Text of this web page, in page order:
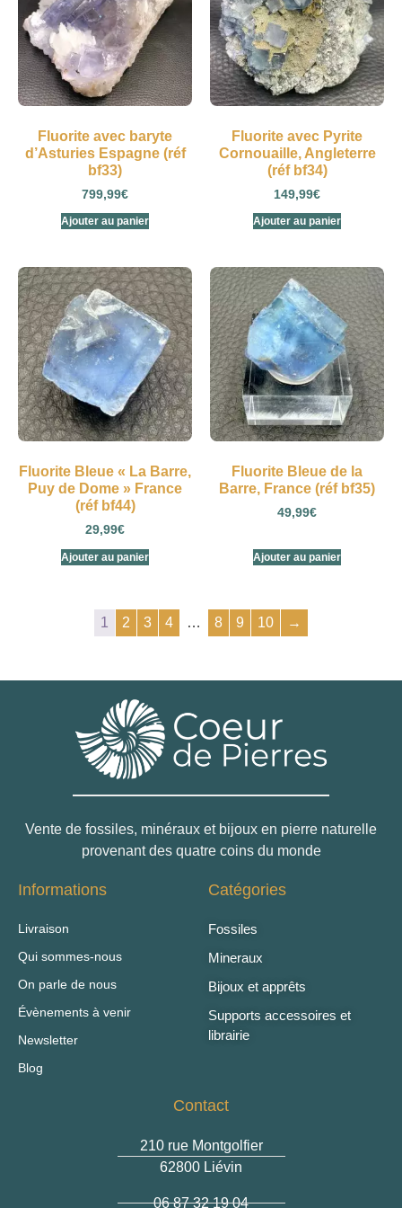
Fluorite avec baryte
d’Asturies Espagne (réf
bf33)
799,99€
Ajouter au panier
Fluorite avec Pyrite
Cornouaille, Angleterre
(réf bf34)
149,99€
Ajouter au panier
Fluorite Bleue « La Barre,
Puy de Dome » France
(réf bf44)
29,99€
Ajouter au panier
Fluorite Bleue de la
Barre, France (réf bf35)
49,99€
Ajouter au panier
1 2 3 4 … 8 9 10 →
Vente de fossiles, minéraux et bijoux en pierre naturelle
provenant des quatre coins du monde
Informations
Livraison
Qui sommes-nous
On parle de nous
Évènements à venir
Newsletter
Blog
Catégories
Fossiles
Mineraux
Bijoux et apprêts
Supports accessoires et
librairie
Contact
210 rue Montgolfier
62800 Liévin
06 87 32 19 04